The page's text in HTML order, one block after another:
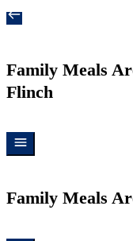
Family Meals
Flinch
Family Meals